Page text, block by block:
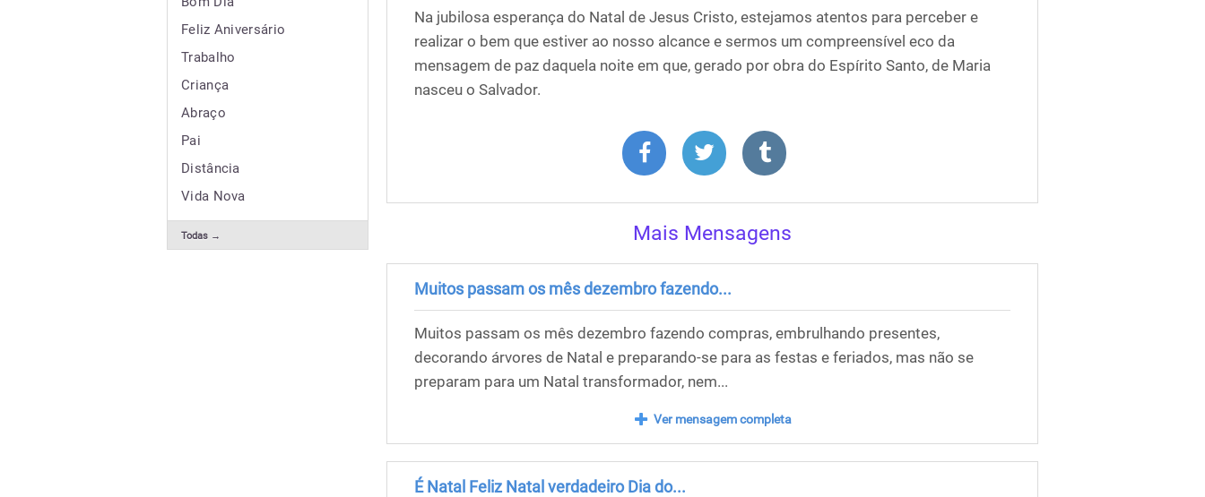
Feliz Aniversário
Trabalho
Criança
Abraço
Pai
Distância
Vida Nova
Todas →
Na jubilosa esperança do Natal de Jesus Cristo, estejamos atentos para perceber e
realizar o bem que estiver ao nosso alcance e sermos um compreensível eco da
mensagem de paz daquela noite em que, gerado por obra do Espírito Santo, de Maria
nasceu o Salvador.
Mais Mensagens
Muitos passam os mês dezembro fazendo...
Muitos passam os mês dezembro fazendo compras, embrulhando presentes,
decorando árvores de Natal e preparando-se para as festas e feriados, mas não se
preparam para um Natal transformador, nem...
Ver mensagem completa
É Natal Feliz Natal verdadeiro Dia do...